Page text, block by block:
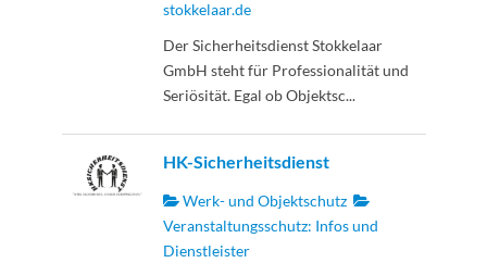
stokkelaar.de
Der Sicherheitsdienst Stokkelaar
GmbH steht für Professionalität und
Seriösität. Egal ob Objektsc...
HK-Sicherheitsdienst
Werk- und Objektschutz
Veranstaltungsschutz: Infos und
Dienstleister